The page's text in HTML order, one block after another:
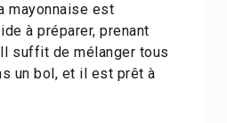
mayonnaise est
à préparer, prenant
suffit de mélanger tous
un bol, et il est prêt à